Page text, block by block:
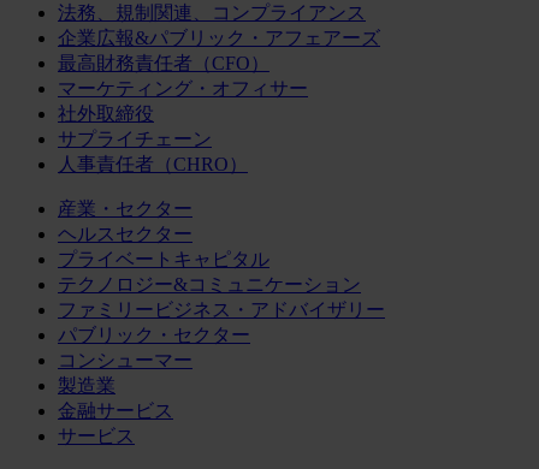
法務、規制関連、コンプライアンス
企業広報&パブリック・アフェアーズ
最高財務責任者（CFO）
マーケティング・オフィサー
社外取締役
サプライチェーン
人事責任者（CHRO）
産業・セクター
ヘルスセクター
プライベートキャピタル
テクノロジー&コミュニケーション
ファミリービジネス・アドバイザリー
パブリック・セクター
コンシューマー
製造業
金融サービス
サービス